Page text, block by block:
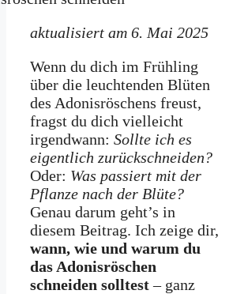
aktualisiert am 6. Mai 2025
Wenn du dich im Frühling
über die leuchtenden Blüten
des Adonisröschens freust,
fragst du dich vielleicht
irgendwann: Sollte ich es
eigentlich zurückschneiden?
Oder: Was passiert mit der
Pflanze nach der Blüte?
Genau darum geht’s in
diesem Beitrag. Ich zeige dir,
wann, wie und warum du
das Adonisröschen
schneiden solltest– ganz